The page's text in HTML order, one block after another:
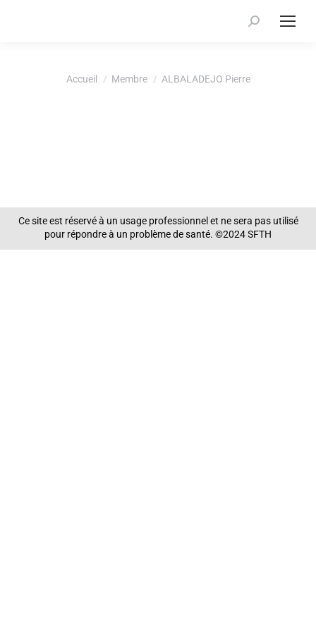
Recherche
Vous êtes ici :Accueil Membre ALBALADEJO Pierre
Ce site est réservé à un usage professionnel et ne sera pas utilisé
pour répondre à un problème de santé. ©2024 SFTH